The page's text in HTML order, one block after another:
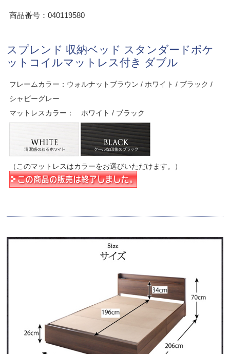
商品番号：040119580
スプレンド 収納ベッド スタンダードポケ
ットコイルマットレス付き ダブル
フレームカラー：ウォルナットブラウン / ホワイト / ブラック /
シャビーグレー
マットレスカラー： ホワイト / ブラック
（このマットレスはカラーをお選びいただけます。）